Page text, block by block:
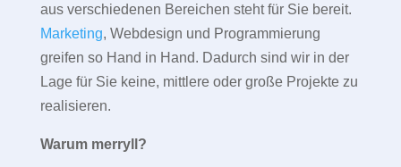
aus verschiedenen Bereichen steht für Sie bereit.
Marketing, Webdesign und Programmierung
greifen so Hand in Hand. Dadurch sind wir in der
Lage für Sie keine, mittlere oder große Projekte zu
realisieren.
Warum merryll?